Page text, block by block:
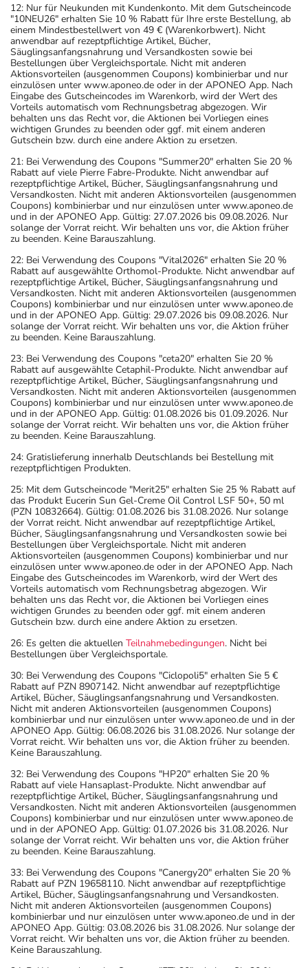
12: Nur für Neukunden mit Kundenkonto. Mit dem Gutscheincode
"10NEU26" erhalten Sie 10 % Rabatt für Ihre erste Bestellung, ab
einem Mindestbestellwert von 49 € (Warenkorbwert). Nicht
anwendbar auf rezeptpflichtige Artikel, Bücher,
Säuglingsanfangsnahrung und Versandkosten sowie bei
Bestellungen über Vergleichsportale. Nicht mit anderen
Aktionsvorteilen (ausgenommen Coupons) kombinierbar und nur
einzulösen unter www.aponeo.de oder in der APONEO App. Nach
Eingabe des Gutscheincodes im Warenkorb, wird der Wert des
Vorteils automatisch vom Rechnungsbetrag abgezogen. Wir
behalten uns das Recht vor, die Aktionen bei Vorliegen eines
wichtigen Grundes zu beenden oder ggf. mit einem anderen
Gutschein bzw. durch eine andere Aktion zu ersetzen.
21: Bei Verwendung des Coupons "Summer20" erhalten Sie 20 %
Rabatt auf viele Pierre Fabre-Produkte. Nicht anwendbar auf
rezeptpflichtige Artikel, Bücher, Säuglingsanfangsnahrung und
Versandkosten. Nicht mit anderen Aktionsvorteilen (ausgenommen
Coupons) kombinierbar und nur einzulösen unter www.aponeo.de
und in der APONEO App. Gültig: 27.07.2026 bis 09.08.2026. Nur
solange der Vorrat reicht. Wir behalten uns vor, die Aktion früher
zu beenden. Keine Barauszahlung.
22: Bei Verwendung des Coupons "Vital2026" erhalten Sie 20 %
Rabatt auf ausgewählte Orthomol-Produkte. Nicht anwendbar auf
rezeptpflichtige Artikel, Bücher, Säuglingsanfangsnahrung und
Versandkosten. Nicht mit anderen Aktionsvorteilen (ausgenommen
Coupons) kombinierbar und nur einzulösen unter www.aponeo.de
und in der APONEO App. Gültig: 29.07.2026 bis 09.08.2026. Nur
solange der Vorrat reicht. Wir behalten uns vor, die Aktion früher
zu beenden. Keine Barauszahlung.
23: Bei Verwendung des Coupons "ceta20" erhalten Sie 20 %
Rabatt auf ausgewählte Cetaphil-Produkte. Nicht anwendbar auf
rezeptpflichtige Artikel, Bücher, Säuglingsanfangsnahrung und
Versandkosten. Nicht mit anderen Aktionsvorteilen (ausgenommen
Coupons) kombinierbar und nur einzulösen unter www.aponeo.de
und in der APONEO App. Gültig: 01.08.2026 bis 01.09.2026. Nur
solange der Vorrat reicht. Wir behalten uns vor, die Aktion früher
zu beenden. Keine Barauszahlung.
24: Gratislieferung innerhalb Deutschlands bei Bestellung mit
rezeptpflichtigen Produkten.
25: Mit dem Gutscheincode "Merit25" erhalten Sie 25 % Rabatt auf
das Produkt Eucerin Sun Gel-Creme Oil Control LSF 50+, 50 ml
(PZN 10832664). Gültig: 01.08.2026 bis 31.08.2026. Nur solange
der Vorrat reicht. Nicht anwendbar auf rezeptpflichtige Artikel,
Bücher, Säuglingsanfangsnahrung und Versandkosten sowie bei
Bestellungen über Vergleichsportale. Nicht mit anderen
Aktionsvorteilen (ausgenommen Coupons) kombinierbar und nur
einzulösen unter www.aponeo.de oder in der APONEO App. Nach
Eingabe des Gutscheincodes im Warenkorb, wird der Wert des
Vorteils automatisch vom Rechnungsbetrag abgezogen. Wir
behalten uns das Recht vor, die Aktionen bei Vorliegen eines
wichtigen Grundes zu beenden oder ggf. mit einem anderen
Gutschein bzw. durch eine andere Aktion zu ersetzen.
26: Es gelten die aktuellen Teilnahmebedingungen. Nicht bei
Bestellungen über Vergleichsportale.
30: Bei Verwendung des Coupons "Ciclopoli5" erhalten Sie 5 €
Rabatt auf PZN 8907142. Nicht anwendbar auf rezeptpflichtige
Artikel, Bücher, Säuglingsanfangsnahrung und Versandkosten.
Nicht mit anderen Aktionsvorteilen (ausgenommen Coupons)
kombinierbar und nur einzulösen unter www.aponeo.de und in der
APONEO App. Gültig: 06.08.2026 bis 31.08.2026. Nur solange der
Vorrat reicht. Wir behalten uns vor, die Aktion früher zu beenden.
Keine Barauszahlung.
32: Bei Verwendung des Coupons "HP20" erhalten Sie 20 %
Rabatt auf viele Hansaplast-Produkte. Nicht anwendbar auf
rezeptpflichtige Artikel, Bücher, Säuglingsanfangsnahrung und
Versandkosten. Nicht mit anderen Aktionsvorteilen (ausgenommen
Coupons) kombinierbar und nur einzulösen unter www.aponeo.de
und in der APONEO App. Gültig: 01.07.2026 bis 31.08.2026. Nur
solange der Vorrat reicht. Wir behalten uns vor, die Aktion früher
zu beenden. Keine Barauszahlung.
33: Bei Verwendung des Coupons "Canergy20" erhalten Sie 20 %
Rabatt auf PZN 19658110. Nicht anwendbar auf rezeptpflichtige
Artikel, Bücher, Säuglingsanfangsnahrung und Versandkosten.
Nicht mit anderen Aktionsvorteilen (ausgenommen Coupons)
kombinierbar und nur einzulösen unter www.aponeo.de und in der
APONEO App. Gültig: 03.08.2026 bis 31.08.2026. Nur solange der
Vorrat reicht. Wir behalten uns vor, die Aktion früher zu beenden.
Keine Barauszahlung.